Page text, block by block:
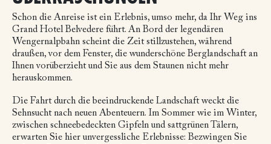
Schon die Anreise ist ein Erlebnis, umso mehr, da Ihr Weg ins
Grand Hotel Belvedere führt. An Bord der legendären
Wengernalpbahn scheint die Zeit stillzustehen, während
draußen, vor dem Fenster, die wunderschöne Berglandschaft an
Ihnen vorüberzieht und Sie aus dem Staunen nicht mehr
herauskommen.
Die Fahrt durch die beeindruckende Landschaft weckt die
Sehnsucht nach neuen Abenteuern. Im Sommer wie im Winter,
zwischen schneebedeckten Gipfeln und sattgrünen Tälern,
erwarten Sie hier unvergessliche Erlebnisse: Bezwingen Sie